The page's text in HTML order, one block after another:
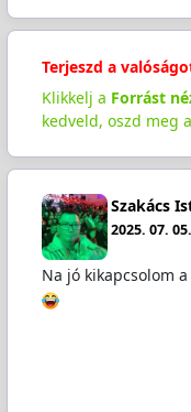
Terjeszd a
Klikkelj a Forrást
kedveld, oszd meg
Szakács
2025. 07.
Na jó kikapcsolom